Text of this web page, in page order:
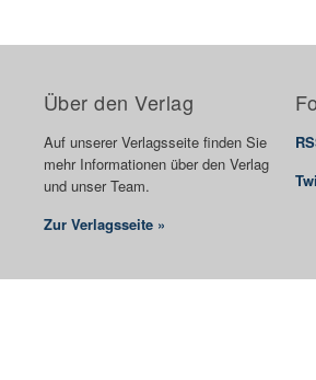
Über den Verlag
Auf unserer Verlagsseite finden Sie
mehr Informationen über den Verlag
und unser Team.
Zur Verlagsseite »